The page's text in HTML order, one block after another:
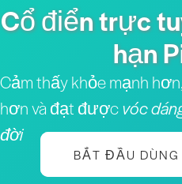
Cổ điển trực
hạn
Cảm thấy khỏe mạnh
hơn và đạt đượcvóc
đời
BẮT ĐẦU